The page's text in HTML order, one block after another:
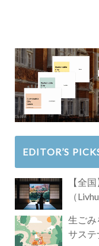
EDITOR’S
【全
（
生ごみ
サステ